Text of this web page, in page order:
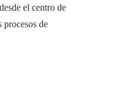
el centro de
procesos de